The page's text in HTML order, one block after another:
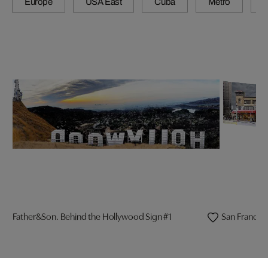
Father&Son. Behind the Hollywood Sign #1 San